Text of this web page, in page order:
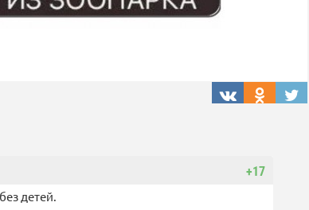
+17
детей.